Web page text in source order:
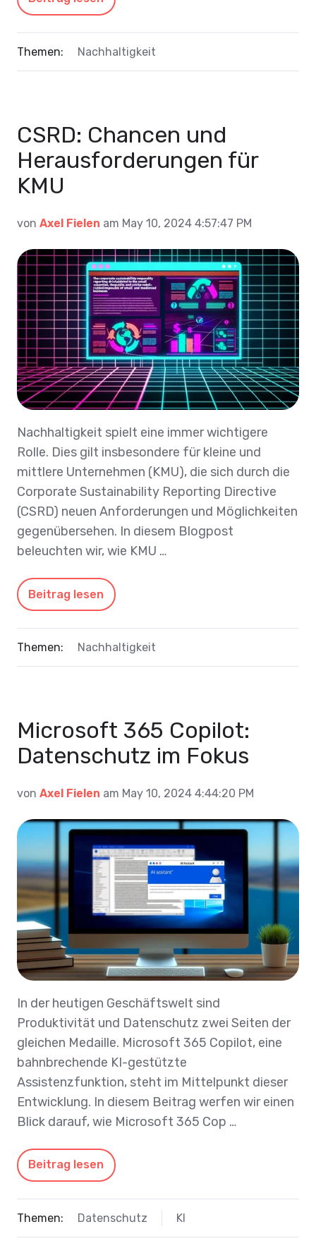
Themen: Nachhaltigkeit
CSRD: Chancen und
Herausforderungen für
KMU
von Axel Fielen am May 10, 2024 4:57:47 PM
Nachhaltigkeit spielt eine immer wichtigere
Rolle. Dies gilt insbesondere für kleine und
mittlere Unternehmen (KMU), die sich durch die
Corporate Sustainability Reporting Directive
(CSRD) neuen Anforderungen und Möglichkeiten
gegenübersehen. In diesem Blogpost
beleuchten wir, wie KMU …
Beitrag lesen
Themen: Nachhaltigkeit
Microsoft 365 Copilot:
Datenschutz im Fokus
von Axel Fielen am May 10, 2024 4:44:20 PM
In der heutigen Geschäftswelt sind
Produktivität und Datenschutz zwei Seiten der
gleichen Medaille. Microsoft 365 Copilot, eine
bahnbrechende KI-gestützte
Assistenzfunktion, steht im Mittelpunkt dieser
Entwicklung. In diesem Beitrag werfen wir einen
Blick darauf, wie Microsoft 365 Cop …
Beitrag lesen
Themen: Datenschutz KI